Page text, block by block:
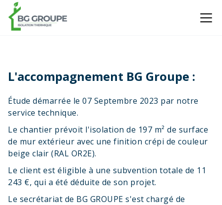
L'accompagnement BG Groupe :
Étude démarrée le 07 Septembre 2023 par notre
service technique.
Le chantier prévoit l'isolation de 197 m² de surface
de mur extérieur avec une finition crépi de couleur
beige clair (RAL OR2E).
Le client est éligible à une subvention totale de 11
243 €, qui a été déduite de son projet.
Le secrétariat de BG GROUPE s'est chargé de